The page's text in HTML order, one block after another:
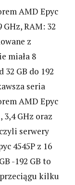
AMD Epyc
RAM: 32
z
miała 8
32 GB do 192
seria
AMD Epyc
3,4 GHz oraz
serwery
4545P z 16
-192 GB to
kilku